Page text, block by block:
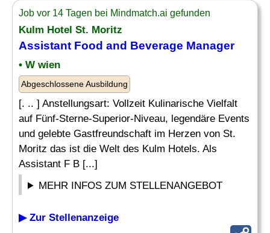
Job vor 14 Tagen bei Mindmatch.ai gefunden
Kulm Hotel St. Moritz
Assistant Food and Beverage Manager
• W wien
Abgeschlossene Ausbildung
[. .. ] Anstellungsart: Vollzeit Kulinarische Vielfalt
auf Fünf-Sterne-Superior-Niveau, legendäre Events
und gelebte Gastfreundschaft im Herzen von St.
Moritz das ist die Welt des Kulm Hotels. Als
Assistant F B [...]
MEHR INFOS ZUM STELLENANGEBOT
▶ Zur Stellenanzeige